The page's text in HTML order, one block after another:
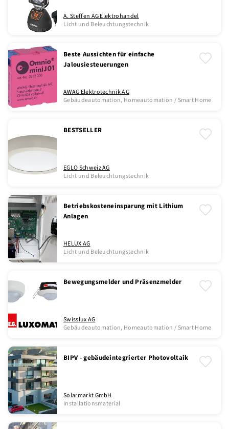
A. Steffen AG Elektrohandel
Licht und Beleuchtungstechnik
Beste Aussichten für einfache
Jalousiesteuerungen
AWAG Elektrotechnik AG
Gebäudeautomation, Homeautomation / Smart Home
BESTSELLER
EGLO Schweiz AG
Licht und Beleuchtungstechnik
Betriebskosteneinsparung mit Lithium
Anlagen
HELUX AG
Licht und Beleuchtungstechnik
Bewegungsmelder und Präsenzmelder
Swisslux AG
Gebäudeautomation, Homeautomation / Smart Home
BIPV - gebäudeintegrierter Photovoltaik
Solarmarkt GmbH
Installationsmaterial